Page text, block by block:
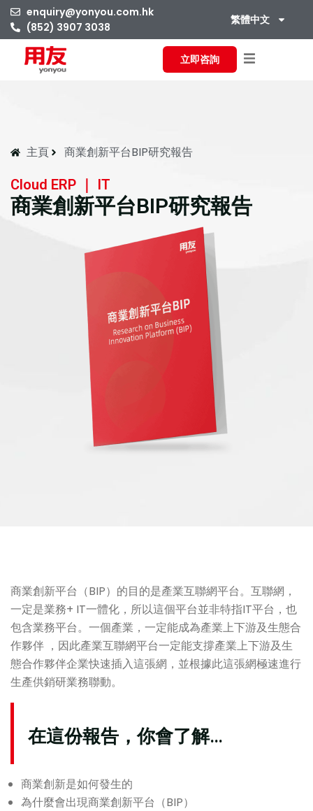
enquiry@yonyou.com.hk
(852) 3907 3038
繁體中文
立即咨詢
主頁 商業創新平台BIP研究報告
Cloud ERP ｜ IT
商業創新平台BIP研究報告
商業創新平台（BIP）的目的是產業互聯網平台。互聯網，
一定是業務+ IT一體化，所以這個平台並非特指IT平台，也
包含業務平台。一個產業，一定能成為產業上下游及生態合
作夥伴 ，因此產業互聯網平台一定能支撐產業上下游及生
態合作夥伴企業快速插入這張網，並根據此這張網極速進行
生產供銷研業務聯動。
在這份報告，你會了解…
商業創新是如何發生的
為什麼會出現商業創新平台（BIP）